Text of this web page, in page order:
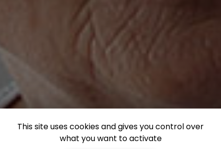
This site uses cookies and gives you control over
what you want to activate